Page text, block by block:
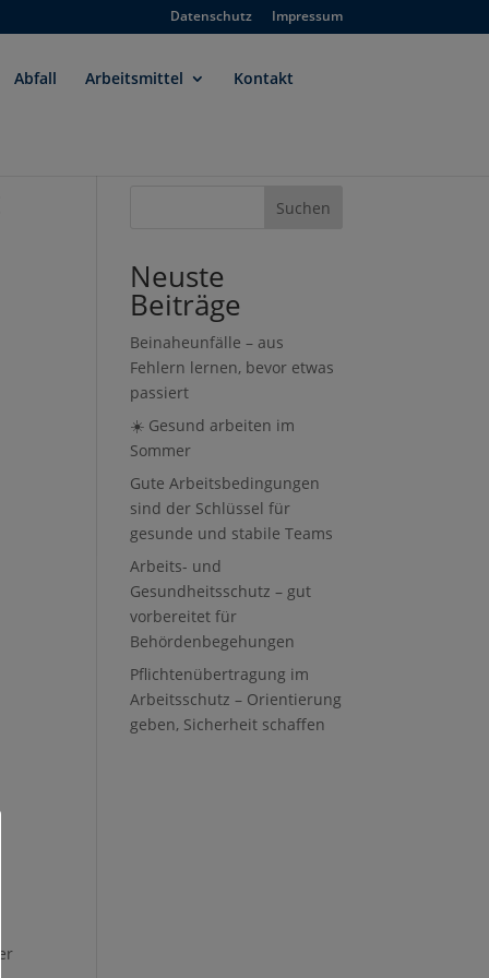
Datenschutz Impressum
Abfall Arbeitsmittel Kontakt
Suchen
Neuste
Beiträge
Beinaheunfälle – aus
Fehlern lernen, bevor etwas
passiert
☀️ Gesund arbeiten im
Sommer
Gute Arbeitsbedingungen
sind der Schlüssel für
gesunde und stabile Teams
Arbeits- und
Gesundheitsschutz – gut
vorbereitet für
Behördenbegehungen
Pflichtenübertragung im
Arbeitsschutz – Orientierung
geben, Sicherheit schaffen